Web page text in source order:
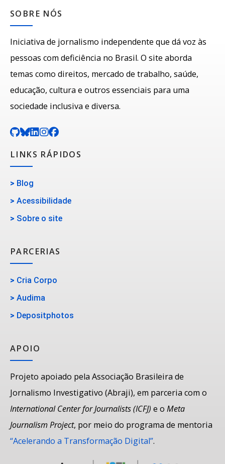
SOBRE NÓS
Iniciativa de jornalismo independente que dá voz às
pessoas com deficiência no Brasil. O site aborda
temas como direitos, mercado de trabalho, saúde,
educação, cultura e outros essenciais para uma
sociedade inclusiva e diversa.
LINKS RÁPIDOS
> Blog
> Acessibilidade
> Sobre o site
PARCERIAS
> Cria Corpo
> Audima
> Depositphotos
APOIO
Projeto apoiado pela Associação Brasileira de
Jornalismo Investigativo (Abraji), em parceria com o
International Center for Journalists (ICFJ) e o Meta
Journalism Project, por meio do programa de mentoria
“Acelerando a Transformação Digital”.